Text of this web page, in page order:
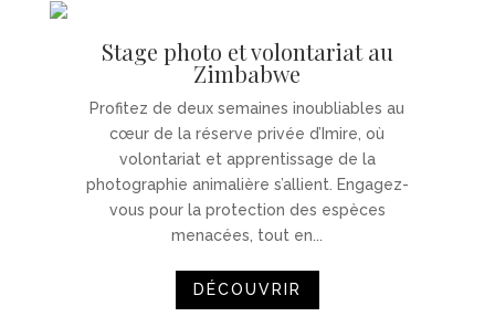
Stage photo et volontariat au
Zimbabwe
Profitez de deux semaines inoubliables au
cœur de la réserve privée d’Imire, où
volontariat et apprentissage de la
photographie animalière s’allient. Engagez-
vous pour la protection des espèces
menacées, tout en...
DÉCOUVRIR